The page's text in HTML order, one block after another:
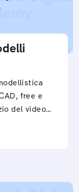
free e
del video…